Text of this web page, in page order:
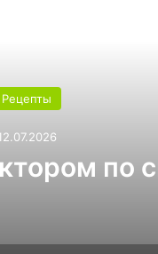
выбрать
6 мм